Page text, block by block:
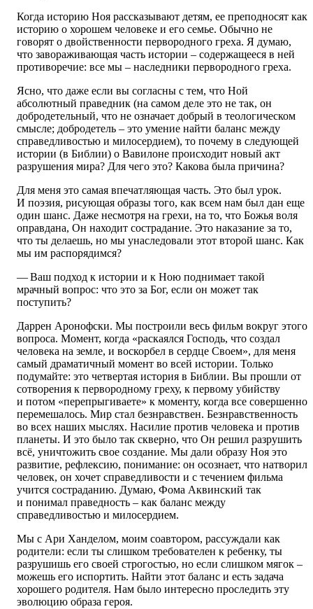
Когда историю Ноя рассказывают детям, ее преподносят как
историю о хорошем человеке и его семье. Обычно не
говорят о двойственности первородного греха. Я думаю,
что завораживающая часть истории – содержащееся в ней
противоречие: все мы – наследники первородного греха.
Ясно, что даже если вы согласны с тем, что Ной
абсолютный праведник (на самом деле это не так, он
добродетельный, что не означает добрый в теологическом
смысле; добродетель – это умение найти баланс между
справедливостью и милосердием), то почему в следующей
истории (в Библии) о Вавилоне происходит новый акт
разрушения мира? Для чего это? Какова была причина?
Для меня это самая впечатляющая часть. Это был урок.
И поэзия, рисующая образы того, как всем нам был дан еще
один шанс. Даже несмотря на грехи, на то, что Божья воля
оправдана, Он находит сострадание. Это наказание за то,
что ты делаешь, но мы унаследовали этот второй шанс. Как
мы им распорядимся?
— Ваш подход к истории и к Ною поднимает такой
мрачный вопрос: что это за Бог, если он может так
поступить?
Даррен Аронофски. Мы построили весь фильм вокруг этого
вопроса. Момент, когда «раскаялся Господь, что создал
человека на земле, и воскорбел в сердце Своем», для меня
самый драматичный момент во всей истории. Только
подумайте: это четвертая история в Библии. Вы прошли от
сотворения к первородному греху, к первому убийству
и потом «перепрыгиваете» к моменту, когда все совершенно
перемешалось. Мир стал безнравствен. Безнравственность
во всех наших мыслях. Насилие против человека и против
планеты. И это было так скверно, что Он решил разрушить
всё, уничтожить свое создание. Мы дали образу Ноя это
развитие, рефлексию, понимание: он осознает, что натворил
человек, он хочет справедливости и с течением фильма
учится состраданию. Думаю, Фома Аквинский так
и понимал праведность – как баланс между
справедливостью и милосердием.
Мы с Ари Ханделом, моим соавтором, рассуждали как
родители: если ты слишком требователен к ребенку, ты
разрушишь его своей строгостью, но если слишком мягок –
можешь его испортить. Найти этот баланс и есть задача
хорошего родителя. Нам было интересно проследить эту
эволюцию образа героя.